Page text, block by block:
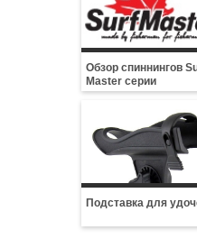
Обзор спиннингов
Master серии
Подставка для